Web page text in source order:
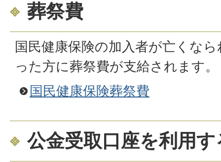
葬祭費
国民健康保険の加入者が亡くな
った方に葬祭費が支給されます。
国民健康保険葬祭費
公金受取口座を利用す